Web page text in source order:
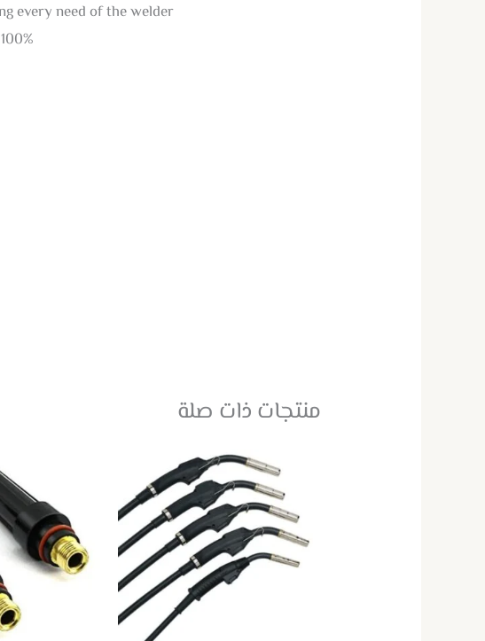
every need of the welder.
منتجات ذات صلة
العديد
من
الأشكال
المختلفة
لهذا
المنتج.